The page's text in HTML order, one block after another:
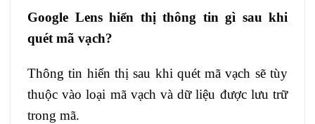
Google Lens hiển thị thông tin gì sau khi
quét mã vạch?
Thông tin hiển thị sau khi quét mã vạch sẽ tùy
thuộc vào loại mã vạch và dữ liệu được lưu trữ
trong mã.